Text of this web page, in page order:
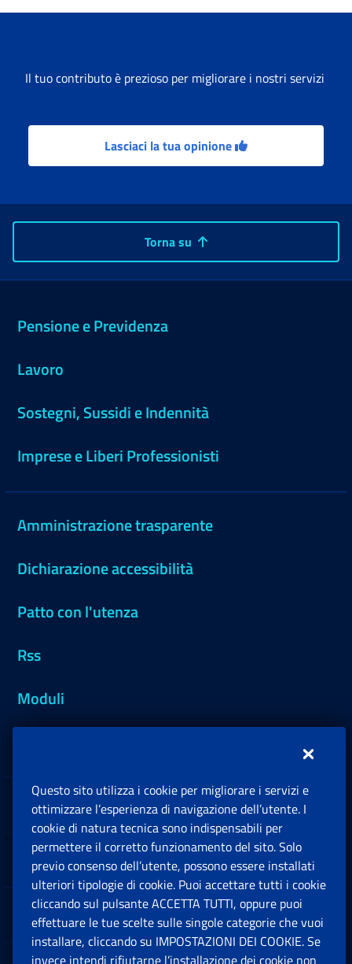
Il tuo contributo è prezioso per migliorare i nostri servizi
Lasciaci la tua opinione
Torna su
Pensione e Previdenza
Lavoro
Sostegni, Sussidi e Indennità
Imprese e Liberi Professionisti
Amministrazione trasparente
Dichiarazione accessibilità
Patto con l'utenza
Rss
Moduli
Sedi e Contatti
Software
Note Legali
Questo sito utilizza i cookie per migliorare i servizi e
ottimizzare l’esperienza di navigazione dell’utente. I
cookie di natura tecnica sono indispensabili per
permettere il corretto funzionamento del sito. Solo
previo consenso dell’utente, possono essere installati
ulteriori tipologie di cookie. Puoi accettare tutti i cookie
cliccando sul pulsante ACCETTA TUTTI, oppure puoi
effettuare le tue scelte sulle singole categorie che vuoi
installare, cliccando su IMPOSTAZIONI DEI COOKIE. Se
invece intendi rifiutarne l’installazione dei cookie non